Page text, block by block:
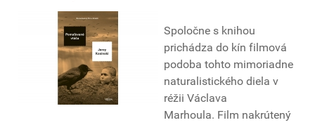
Spoločne s knihou
prichádza do kín filmová
podoba tohto mimoriadne
naturalistického diela v
réžii Václava
Marhoula. Film nakrútený